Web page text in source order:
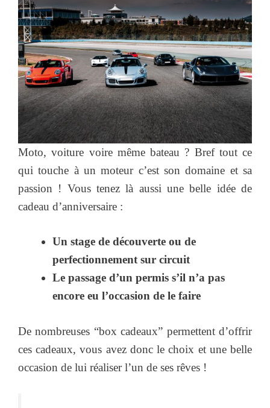
Moto, voiture voire même bateau ? Bref tout ce
qui touche à un moteur c’est son domaine et sa
passion ! Vous tenez là aussi une belle idée de
cadeau d’anniversaire :
Un stage de découverte ou de
perfectionnement sur circuit
Le passage d’un permis s’il n’a pas
encore eu l’occasion de le faire
De nombreuses “box cadeaux” permettent d’offrir
ces cadeaux, vous avez donc le choix et une belle
occasion de lui réaliser l’un de ses rêves !